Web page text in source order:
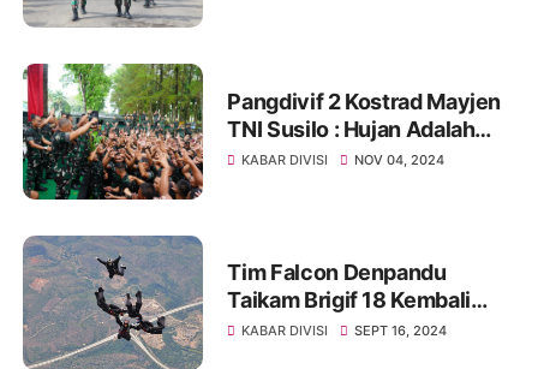
Pangdivif 2 Kostrad Mayjen
TNI Susilo : Hujan Adalah
Kawan
KABAR DIVISI NOV 04, 2024
Tim Falcon Denpandu
Taikam Brigif 18 Kembali
Ukir Prestasi
KABAR DIVISI SEPT 16, 2024